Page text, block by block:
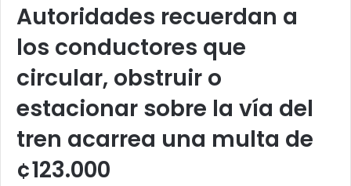
Autoridades recuerdan a
los conductores que
circular, obstruir o
estacionar sobre la vía del
tren acarrea una multa de
¢123.000